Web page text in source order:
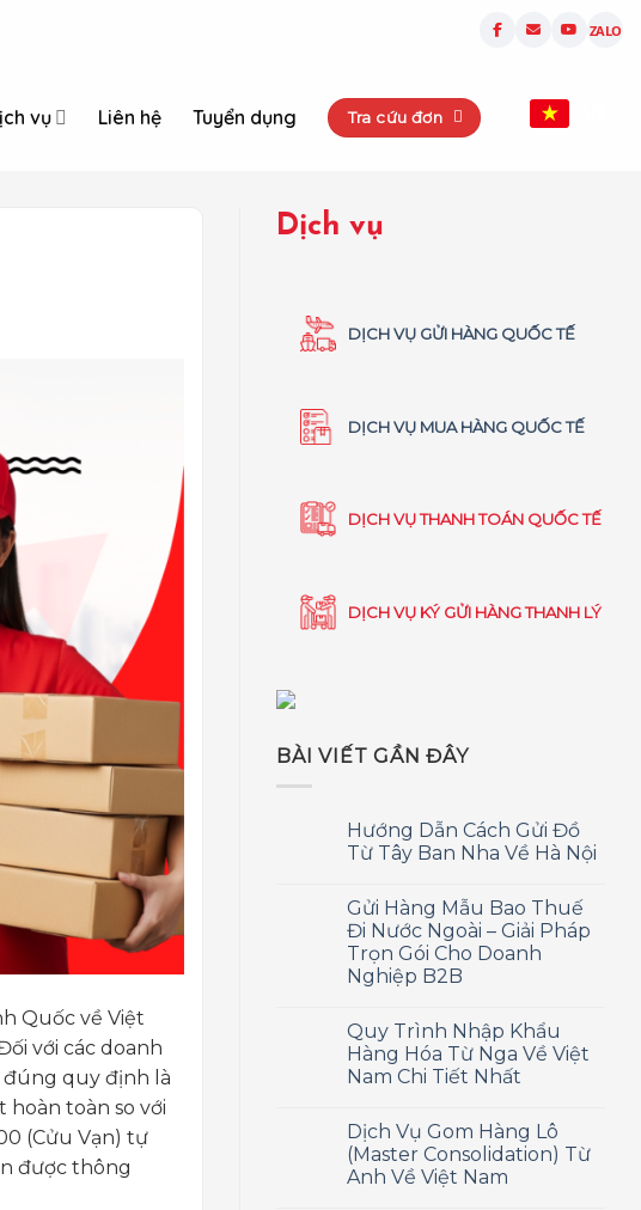
ZALO
vụ Liên hệ Tuyển dụng Tra cứu đơn
Quốc về Việt
với các doanh
đúng quy định là
toàn so với
(Cửu Vạn) tự
được thông
Dịch vụ
DỊCH VỤ GỬI HÀNG QUỐC TẾ
DỊCH VỤ MUA HÀNG QUỐC TẾ
DỊCH VỤ THANH TOÁN QUỐC TẾ
DỊCH VỤ KÝ GỬI HÀNG THANH LÝ
BÀI VIẾT GẦN ĐÂY
Hướng Dẫn Cách Gửi Đồ
Từ Tây Ban Nha Về Hà Nội
Gửi Hàng Mẫu Bao Thuế
Đi Nước Ngoài – Giải Pháp
Trọn Gói Cho Doanh
Nghiệp B2B
Quy Trình Nhập Khẩu
Hàng Hóa Từ Nga Về Việt
Nam Chi Tiết Nhất
Dịch Vụ Gom Hàng Lô
(Master Consolidation) Từ
Anh Về Việt Nam